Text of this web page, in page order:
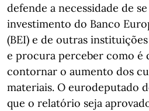
defende a necessidade de
investimento do Banco
(BEI) e de outras
e procura perceber como é
contornar o aumento dos
materiais. O eurodeputado
que o relatório seja